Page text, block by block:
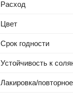
Расход
Цвет
Срок годности
Устойчивость к
Лакировка/